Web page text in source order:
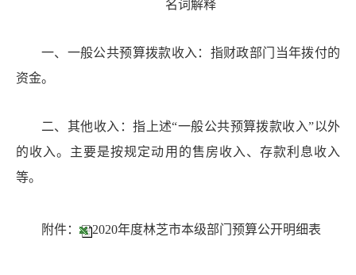
名词解释
一、一般公共预算拨款收入：指财政部门
当年拨付的
资金。
二、其他收入 ：指 上述“一般公共预算拨款收入”以外
的收入。主要是按规定动用的售房收入、存款利息收入
等。
附件： 2020年度林芝市本级部门预算公开明细表